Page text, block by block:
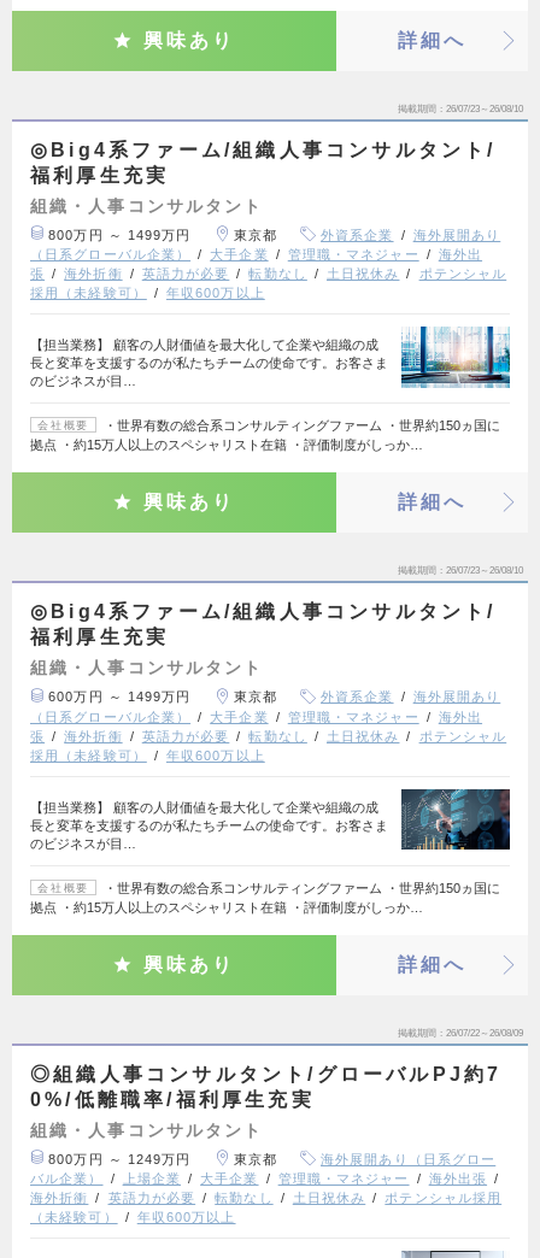
興味あり 詳細へ
掲載期間 26/07/23～26/08/10
◎Big4系ファーム/組織人事コンサルタント/
福利厚生充実
組織・人事コンサルタント
800万円 ～ 1499万円 東京都 外資系企業
海外展開あり
（日系グローバル企業）
大手企業 管理職・マネジャー
海外出
張
海外折衝 英語力が必要 転勤なし 土日祝休み
ポテンシャル
採用（未経験可）
年収600万以上
【担当業務】 顧客の人財価値を最大化して企業や組織の成
長と変革を支援するのが私たちチームの使命です。お客さま
のビジネスが目…
会社概要
・世界有数の総合系コンサルティングファーム ・世界約150ヵ国に
拠点 ・約15万人以上のスペシャリスト在籍 ・評価制度がしっか…
興味あり 詳細へ
掲載期間 26/07/23～26/08/10
◎Big4系ファーム/組織人事コンサルタント/
福利厚生充実
組織・人事コンサルタント
600万円 ～ 1499万円 東京都 外資系企業
海外展開あり
（日系グローバル企業）
大手企業 管理職・マネジャー
海外出
張
海外折衝 英語力が必要 転勤なし 土日祝休み
ポテンシャル
採用（未経験可）
年収600万以上
【担当業務】 顧客の人財価値を最大化して企業や組織の成
長と変革を支援するのが私たちチームの使命です。お客さま
のビジネスが目…
会社概要
・世界有数の総合系コンサルティングファーム ・世界約150ヵ国に
拠点 ・約15万人以上のスペシャリスト在籍 ・評価制度がしっか…
興味あり 詳細へ
掲載期間 26/07/22～26/08/09
◎組織人事コンサルタント/グローバルPJ約7
0%/低離職率/福利厚生充実
組織・人事コンサルタント
800万円 ～ 1249万円 東京都
海外展開あり（日系グロー
バル企業）
上場企業 大手企業 管理職・マネジャー
海外出張
海外折衝
英語力が必要 転勤なし 土日祝休み
ポテンシャル採用
（未経験可）
年収600万以上